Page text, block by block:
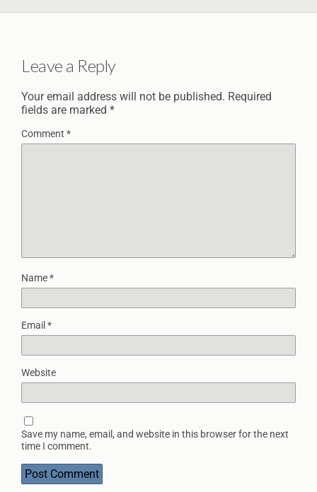
Leave a Reply
Your email address will not be published. Required
fields are marked *
Comment *
Name*
Email *
Website
Save my name, email, and website in this browser for the next
time I comment.